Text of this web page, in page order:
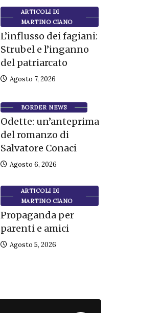
ARTICOLI DI
MARTINO CIANO
L’influsso dei fagiani:
Strubel e l’inganno
del patriarcato
Agosto 7, 2026
BORDER NEWS
Odette: un’anteprima
del romanzo di
Salvatore Conaci
Agosto 6, 2026
ARTICOLI DI
MARTINO CIANO
Propaganda per
parenti e amici
Agosto 5, 2026